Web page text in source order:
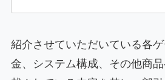
紹介させていただいている各
金、システム構成、その他商